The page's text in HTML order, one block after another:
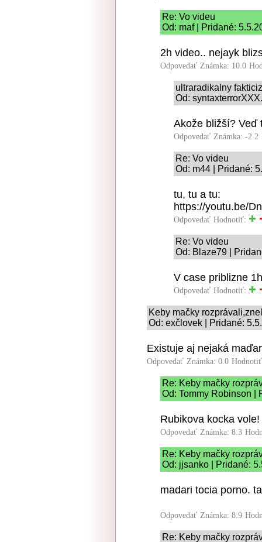
Re: Vo videu
Od: maf | Pridané:
2h video.. nejayk
Odpovedať Známka: 10.0
ultraradikalny
Od:
Akože bližší? Veď
Odpovedať Známka: -2.2
Re: Vo videu
Od: m44 | Pridané:
tu, tu a tu:
https://youtu.be/
Odpovedať Hodnotiť:
Re: Vo videu
Od: Blaze79 |
V case priblizne
Odpovedať Hodnotiť:
Keby mačky
Od: exčlovek | Pridané:
Existuje aj nejaká
Odpovedať Známka: 0.0
Re: Keby mačky
Od: Tommy Robinson |
Rubikova kocka vole!
Odpovedať Známka: 8.3
Re: Keby mačky
Od: jjsanko | Pridané:
madari tocia porno.
Odpovedať Známka: 8.9
Re: Keby mačky